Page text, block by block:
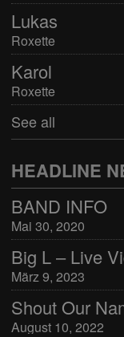
Lukas
Roxette
Karol
Roxette
See all
HEADLINE
BAND INFO
Mai 30, 2020
Big L – Live
März 9, 2023
Shout Our
August 10, 2022